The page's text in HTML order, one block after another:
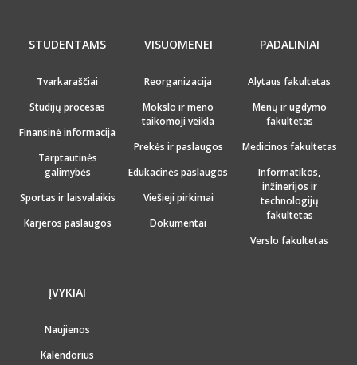
STUDENTAMS
Tvarkaraščiai
Studijų procesas
Finansinė informacija
Tarptautinės
galimybės
Sportas ir laisvalaikis
Karjeros paslaugos
VISUOMENEI
Reorganizacija
Mokslo ir meno
taikomoji veikla
Prekės ir paslaugos
Edukacinės paslaugos
Viešieji pirkimai
Dokumentai
PADALINIAI
Alytaus fakultetas
Menų ir ugdymo
fakultetas
Medicinos fakultetas
Informatikos,
inžinerijos ir
technologijų
fakultetas
Verslo fakultetas
ĮVYKIAI
Naujienos
Kalendorius